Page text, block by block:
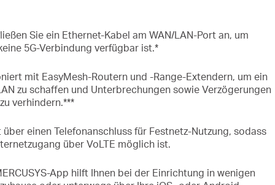
Sie ein Ethernet-Kabel am WAN/LAN-Port an, um
5G-Verbindung verfügbar ist.*
mit EasyMesh-Routern und -Range-Extendern, um ein
zu schaffen und Unterbrechungen sowie Verzögerungen
verhindern.***
einen Telefonanschluss für Festnetz-Nutzung, sodass
über VoLTE möglich ist.
App hilft Ihnen bei der Einrichtung in wenigen